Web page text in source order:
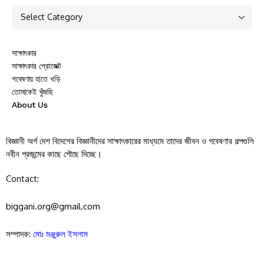
সাক্ষাৎকার
সাক্ষাৎকার প্রোজেক্ট
গবেষণায় হাতে খড়ি
তোমাকেই খুঁজছি
About Us
বিজ্ঞানী অর্গ দেশ বিদেশের বিজ্ঞানীদের সাক্ষাৎকারের মাধ্যমে তাদের জীবন ও গবেষণার গল্পগুলি
নবীন প্রজন্মের কাছে পৌছে দিচ্ছে।
Contact:
biggani.org@gmail.com
সম্পাদক: মোঃ মঞ্জুরুল ইসলাম